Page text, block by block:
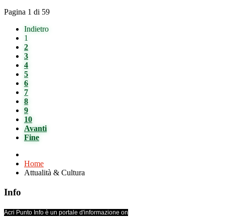
Pagina 1 di 59
Indietro
1
2
3
4
5
6
7
8
9
10
Avanti
Fine
Home
Attualità & Cultura
Info
Acri Punto Info è un portale d'informazione on